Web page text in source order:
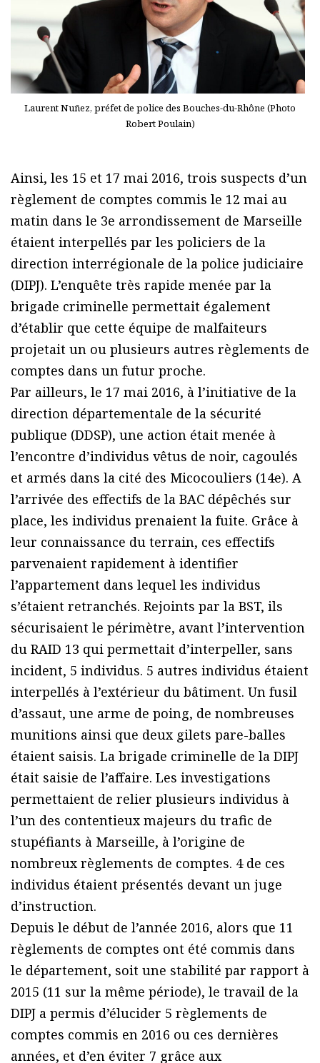
Laurent Nuñez, préfet de police des Bouches-du-Rhône (Photo
Robert Poulain)
Ainsi, les 15 et 17 mai 2016, trois suspects d’un
règlement de comptes commis le 12 mai au
matin dans le 3e arrondissement de Marseille
étaient interpellés par les policiers de la
direction interrégionale de la police judiciaire
(DIPJ). L’enquête très rapide menée par la
brigade criminelle permettait également
d’établir que cette équipe de malfaiteurs
projetait un ou plusieurs autres règlements de
comptes dans un futur proche.
Par ailleurs, le 17 mai 2016, à l’initiative de la
direction départementale de la sécurité
publique (DDSP), une action était menée à
l’encontre d’individus vêtus de noir, cagoulés
et armés dans la cité des Micocouliers (14e). A
l’arrivée des effectifs de la BAC dépêchés sur
place, les individus prenaient la fuite. Grâce à
leur connaissance du terrain, ces effectifs
parvenaient rapidement à identifier
l’appartement dans lequel les individus
s’étaient retranchés. Rejoints par la BST, ils
sécurisaient le périmètre, avant l’intervention
du RAID 13 qui permettait d’interpeller, sans
incident, 5 individus. 5 autres individus étaient
interpellés à l’extérieur du bâtiment. Un fusil
d’assaut, une arme de poing, de nombreuses
munitions ainsi que deux gilets pare-balles
étaient saisis. La brigade criminelle de la DIPJ
était saisie de l’affaire. Les investigations
permettaient de relier plusieurs individus à
l’un des contentieux majeurs du trafic de
stupéfiants à Marseille, à l’origine de
nombreux règlements de comptes. 4 de ces
individus étaient présentés devant un juge
d’instruction.
Depuis le début de l’année 2016, alors que 11
règlements de comptes ont été commis dans
le département, soit une stabilité par rapport à
2015 (11 sur la même période), le travail de la
DIPJ a permis d’élucider 5 règlements de
comptes commis en 2016 ou ces dernières
années, et d’en éviter 7 grâce aux